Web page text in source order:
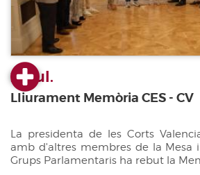
23 jul.
Lliurament Memòria CES - CV
La presidenta de les Corts
amb d'altres membres de la Mesa
Grups Parlamentaris ha rebut la